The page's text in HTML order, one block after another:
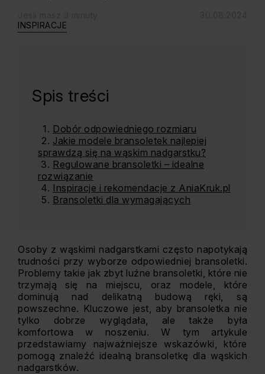
INSPIRACJE
Spis treści
Dobór odpowiedniego rozmiaru
Jakie modele bransoletek najlepiej
sprawdzą się na wąskim nadgarstku?
Regulowane bransoletki – idealne
rozwiązanie
Inspiracje i rekomendacje z AniaKruk.pl
Bransoletki dla wymagających
Osoby z wąskimi nadgarstkami często napotykają
trudności przy wyborze odpowiedniej bransoletki.
Problemy takie jak zbyt luźne bransoletki, które nie
trzymają się na miejscu, oraz modele, które
dominują nad delikatną budową ręki, są
powszechne. Kluczowe jest, aby bransoletka nie
tylko dobrze wyglądała, ale także była
komfortowa w noszeniu. W tym artykule
przedstawiamy najważniejsze wskazówki, które
pomogą znaleźć idealną bransoletkę dla wąskich
nadgarstków.